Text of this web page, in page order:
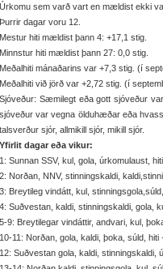
Úrkomu sem varð vart en mældist ekki
Þurrir dagar voru 12.
Mestur hiti mældist þann 4: +17,1 stig.
Minnstur hiti mældist þann 27: 0,0 stig.
Meðalhiti mánaðarins var +7,3 stig. (í
Meðalhiti við jörð var +2,72 stig. (í
Sjóveður: Sæmilegt eða gott sjóveður
sjóveður var vegna ölduhæðar eða
talsverður sjór, allmikill sjór, mikill sjór.
Yfirlit dagar eða vikur:
1: Sunnan SSV, kul, gola, úrkomulaust,
2: Norðan, NNV, stinningskaldi,
3: Breytileg vindátt, kul,
4: Suðvestan, kaldi, stinningskaldi, gola,
5-9: Breytilegar vindáttir, andvari, kul,
10-11: Norðan, gola, kaldi, þoka, súld, hiti
12: Suðvestan gola, kaldi, stinningskaldi,